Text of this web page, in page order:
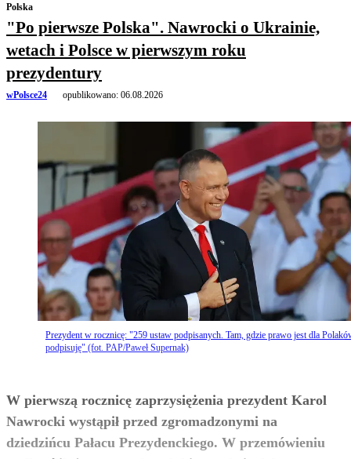
Polska
"Po pierwsze Polska". Nawrocki o Ukrainie,
wetach i Polsce w pierwszym roku
prezydentury
wPolsce24 opublikowano: 06.08.2026
Prezydent w rocznicę: "259 ustaw podpisanych. Tam, gdzie prawo jest dla
podpisuję" (fot. PAP/Paweł Supernak)
W pierwszą rocznicę zaprzysiężenia prezydent Karol
Nawrocki wystąpił przed zgromadzonymi na
dziedzińcu Pałacu Prezydenckiego. W przemówieniu